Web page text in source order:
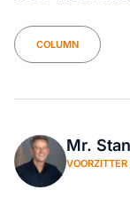
COLUMN
Mr.